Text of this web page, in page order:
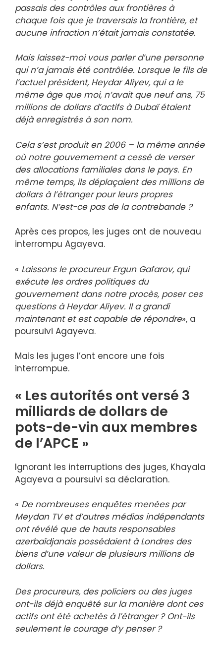
passais des contrôles aux frontières à
chaque fois que je traversais la frontière, et
aucune infraction n’était jamais constatée.
Mais laissez-moi vous parler d’une personne
qui n’a jamais été contrôlée. Lorsque le fils de
l’actuel président, Heydar Aliyev, qui a le
même âge que moi, n’avait que neuf ans, 75
millions de dollars d’actifs à Dubaï étaient
déjà enregistrés à son nom.
Cela s’est produit en 2006 – la même année
où notre gouvernement a cessé de verser
des allocations familiales dans le pays. En
même temps, ils déplaçaient des millions de
dollars à l’étranger pour leurs propres
enfants. N’est-ce pas de la contrebande ?
Après ces propos, les juges ont de nouveau
interrompu Agayeva.
« Laissons le procureur Ergun Gafarov, qui
exécute les ordres politiques du
gouvernement dans notre procès, poser ces
questions à Heydar Aliyev. Il a grandi
maintenant et est capable de répondre», a
poursuivi Agayeva.
Mais les juges l’ont encore une fois
interrompue.
« Les autorités ont versé 3
milliards de dollars de
pots-de-vin aux membres
de l’APCE »
Ignorant les interruptions des juges, Khayala
Agayeva a poursuivi sa déclaration.
« De nombreuses enquêtes menées par
Meydan TV et d’autres médias indépendants
ont révélé que de hauts responsables
azerbaïdjanais possédaient à Londres des
biens d’une valeur de plusieurs millions de
dollars.
Des procureurs, des policiers ou des juges
ont-ils déjà enquêté sur la manière dont ces
actifs ont été achetés à l’étranger ? Ont-ils
seulement le courage d’y penser ?